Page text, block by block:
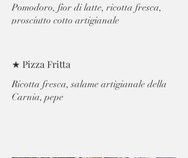
Pomodoro, fior di latte, ricotta fresca,
prosciutto cotto artigianale
★ Pizza Fritta
Ricotta fresca, salame artigianale della
Carnia, pepe